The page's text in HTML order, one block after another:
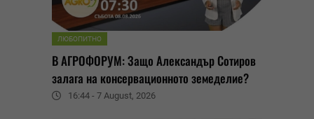
ЛЮБОПИТНО
В АГРОФОРУМ: Защо Александър Сотиров
залага на консервационното земеделие?
16:44 - 7 August, 2026